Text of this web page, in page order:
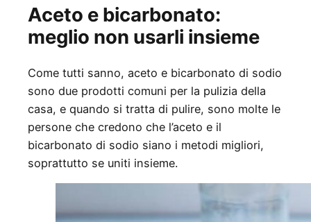
Aceto e bicarbonato:
meglio non usarli insieme
Come tutti sanno, aceto e bicarbonato di sodio
sono due prodotti comuni per la pulizia della
casa, e quando si tratta di pulire, sono molte le
persone che credono che l’aceto e il
bicarbonato di sodio siano i metodi migliori,
soprattutto se uniti insieme.